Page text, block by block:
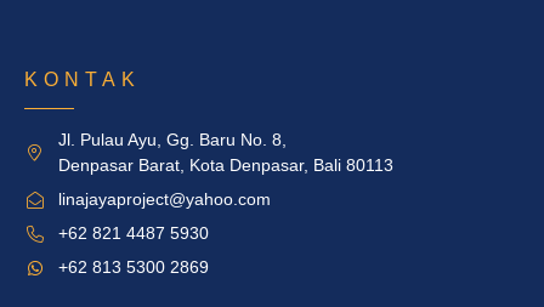
KONTAK
Jl. Pulau Ayu, Gg. Baru No. 8,
Denpasar Barat, Kota Denpasar, Bali 80113
linajayaproject@yahoo.com
+62 821 4487 5930
+62 813 5300 2869